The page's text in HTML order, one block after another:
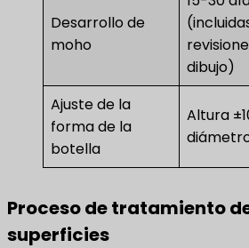
Desarrollo de
moho
dibujo)
Ajuste de la
forma de la
botella
Altura
Proceso de tratamiento
superficies